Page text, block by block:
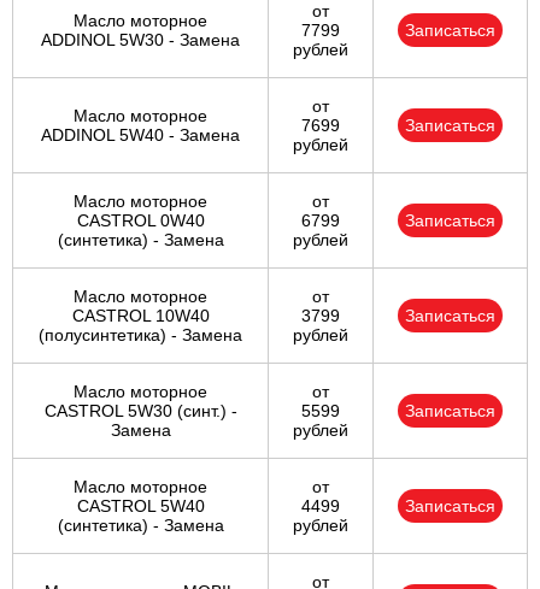
Масло моторное
ADDINOL 5W30 - Замена
от
7799
рублей
Записаться
Масло моторное
ADDINOL 5W40 - Замена
от
7699
рублей
Записаться
Масло моторное
CASTROL 0W40
(синтетика) - Замена
от
6799
рублей
Записаться
Масло моторное
CASTROL 10W40
(полусинтетика) - Замена
от
3799
рублей
Записаться
Масло моторное
CASTROL 5W30 (синт.) -
Замена
от
5599
рублей
Записаться
Масло моторное
CASTROL 5W40
(синтетика) - Замена
от
4499
рублей
Записаться
от